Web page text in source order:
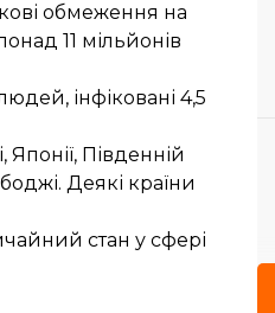
обмеження на
11 мільйонів
інфіковані 4,5
, Японії, Південній
. Деякі країни
стан у сфері